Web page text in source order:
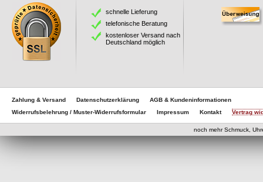
schnelle Lieferung
telefonische Beratung
kostenloser Versand nach
Deutschland möglich
Zahlung & Versand Datenschutzerklärung
AGB & Kundeninformationen
Widerrufsbelehrung / Muster-Widerrufsformular
Impressum Kontakt Vertrag
noch mehr Schmuck,
eCommerce